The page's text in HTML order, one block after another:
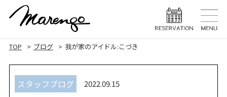
MENU メニュー
TOP ブログ 我が家のアイドル:こづき
スタッフブログ 2022.09.15